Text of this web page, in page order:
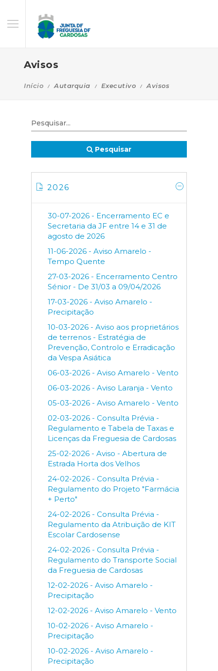
Avisos
Início Autarquia Executivo Avisos
Pesquisar
2026
30-07-2026 - Encerramento EC e
Secretaria da JF entre 14 e 31 de
agosto de 2026
11-06-2026 - Aviso Amarelo -
Tempo Quente
27-03-2026 - Encerramento Centro
Sénior - De 31/03 a 09/04/2026
17-03-2026 - Aviso Amarelo -
Precipitação
10-03-2026 - Aviso aos proprietários
de terrenos - Estratégia de
Prevenção, Controlo e Erradicação
da Vespa Asiática
06-03-2026 - Aviso Amarelo - Vento
06-03-2026 - Aviso Laranja - Vento
05-03-2026 - Aviso Amarelo - Vento
02-03-2026 - Consulta Prévia -
Regulamento e Tabela de Taxas e
Licenças da Freguesia de Cardosas
25-02-2026 - Aviso - Abertura de
Estrada Horta dos Velhos
24-02-2026 - Consulta Prévia -
Regulamento do Projeto "Farmácia
+ Perto"
24-02-2026 - Consulta Prévia -
Regulamento da Atribuição de KIT
Escolar Cardosense
24-02-2026 - Consulta Prévia -
Regulamento do Transporte Social
da Freguesia de Cardosas
12-02-2026 - Aviso Amarelo -
Precipitação
12-02-2026 - Aviso Amarelo - Vento
10-02-2026 - Aviso Amarelo -
Precipitação
10-02-2026 - Aviso Amarelo -
Precipitação